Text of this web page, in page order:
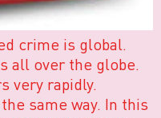
crime is global.
all over the globe.
very rapidly.
same way. In this